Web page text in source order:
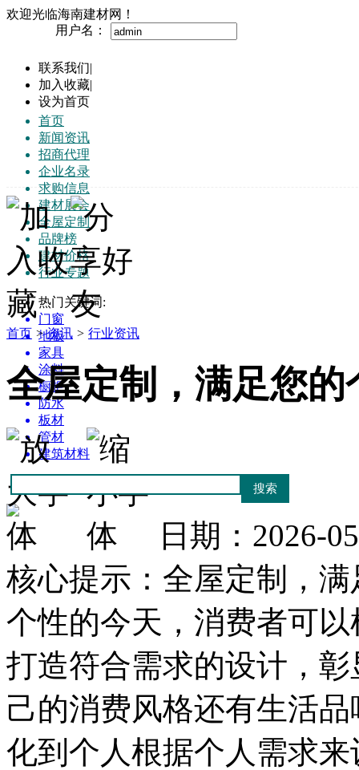
欢迎光临海南建材网！
用户名：
联系我们|
加入收藏|
设为首页
首页
新闻资讯
招商代理
企业名录
求购信息
建材展会
全屋定制
品牌榜
建材价格
行业专题
热门关键词:
门窗
地板
家具
涂料
橱柜
防水
板材
管材
建筑材料
首页 > 资讯 > 行业资讯
全屋定制，满足您
日期：2026-
核心提示：全屋定制，
个性的今天，消费者可
打造符合需求的设计，
己的消费风格还有生活
化到个人根据个人需求